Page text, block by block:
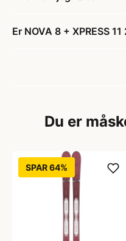
Er NOVA 8 + XPRESS
Du er
SPAR 64%